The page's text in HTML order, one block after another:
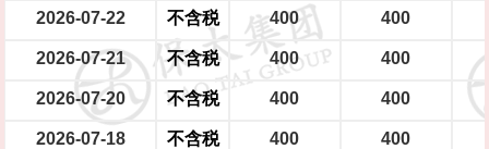
2026-07-22 不含税 400 400
2026-07-21 不含税 400 400
2026-07-20 不含税 400 400
2026-07-18 不含税 400 400